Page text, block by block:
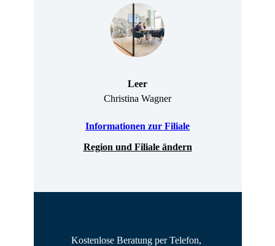
Leer
Christina Wagner
Informationen zur Filiale
Region und Filiale ändern
Kostenlose Beratung per Telefon,